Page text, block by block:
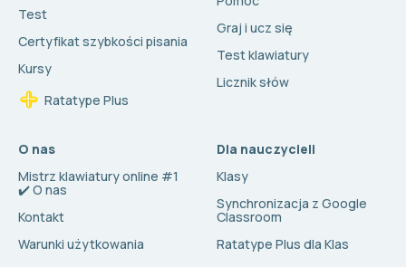
Test
Certyfikat szybkości pisania
Kursy
Ratatype Plus
Graj i ucz się
Test klawiatury
Licznik słów
O nas
Mistrz klawiatury online #1
✔️ O nas
Kontakt
Warunki użytkowania
Dla nauczycieli
Klasy
Synchronizacja z Google
Classroom
Ratatype Plus dla Klas